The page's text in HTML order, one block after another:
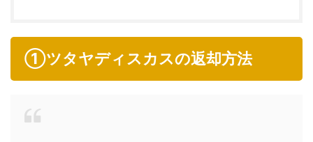
①ツタヤディスカスの返却方法